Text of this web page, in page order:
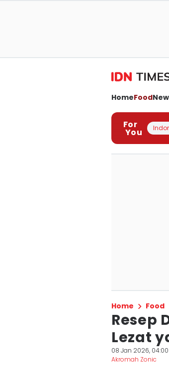
HomeFood
For
You
Home Food
Resep
Lezat
08 Jan 2026, 04:00
Akromah Zonic